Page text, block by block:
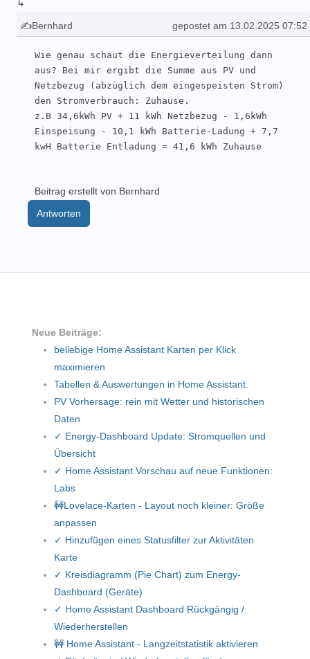
↳
✍Bernhard gepostet am 13.02.2025 07:52
Wie genau schaut die Energieverteilung dann
aus? Bei mir ergibt die Summe aus PV und
Netzbezug (abzüglich dem eingespeisten Strom)
den Stromverbrauch: Zuhause.
z.B 34,6kWh PV + 11 kWh Netzbezug - 1,6kWh
Einspeisung - 10,1 kWh Batterie-Ladung + 7,7
kwH Batterie Entladung = 41,6 kWh Zuhause
Beitrag erstellt von Bernhard
Antworten
Neue Beiträge:
beliebige Home Assistant Karten per Klick
maximieren
Tabellen & Auswertungen in Home Assistant.
PV Vorhersage: rein mit Wetter und historischen
Daten
✓ Energy-Dashboard Update: Stromquellen und
Übersicht
✓ Home Assistant Vorschau auf neue Funktionen:
Labs
🚧Lovelace-Karten - Layout noch kleiner: Größe
anpassen
✓ Hinzufügen eines Statusfilter zur Aktivitäten
Karte
✓ Kreisdiagramm (Pie Chart) zum Energy-
Dashboard (Geräte)
✓ Home Assistant Dashboard Rückgängig /
Wiederherstellen
🚧 Home Assistant - Langzeitstatistik aktivieren